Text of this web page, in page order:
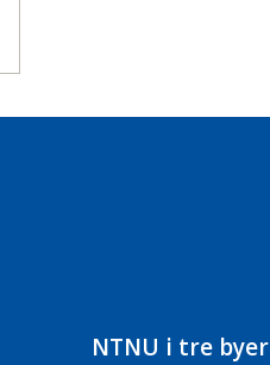
NTNU i tre byer